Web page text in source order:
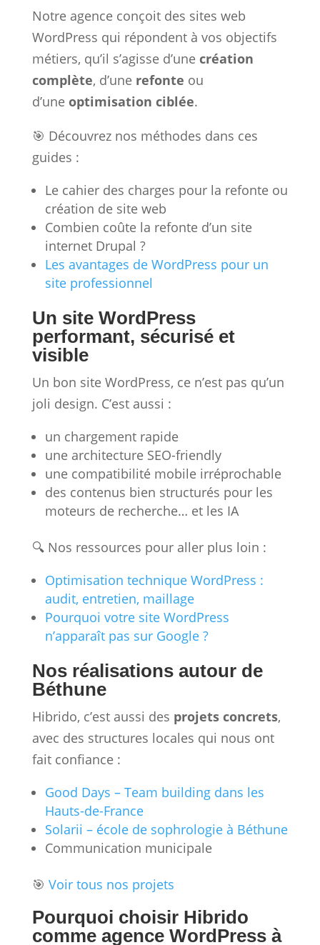
Notre agence conçoit des sites web
WordPress qui répondent à vos objectifs
métiers, qu’il s’agisse d’une création
complète, d’une refonte ou
d’une optimisation ciblée.
🎯 Découvrez nos méthodes dans ces
guides :
Le cahier des charges pour la refonte ou
création de site web
Combien coûte la refonte d’un site
internet Drupal ?
Les avantages de WordPress pour un
site professionnel
Un site WordPress
performant, sécurisé et
visible
Un bon site WordPress, ce n’est pas qu’un
joli design. C’est aussi :
un chargement rapide
une architecture SEO-friendly
une compatibilité mobile irréprochable
des contenus bien structurés pour les
moteurs de recherche… et les IA
🔍 Nos ressources pour aller plus loin :
Optimisation technique WordPress :
audit, entretien, maillage
Pourquoi votre site WordPress
n’apparaît pas sur Google ?
Nos réalisations autour de
Béthune
Hibrido, c’est aussi des projets concrets,
avec des structures locales qui nous ont
fait confiance :
Good Days – Team building dans les
Hauts-de-France
Solarii – école de sophrologie à Béthune
Communication municipale
🎯 Voir tous nos projets
Pourquoi choisir Hibrido
comme agence WordPress à